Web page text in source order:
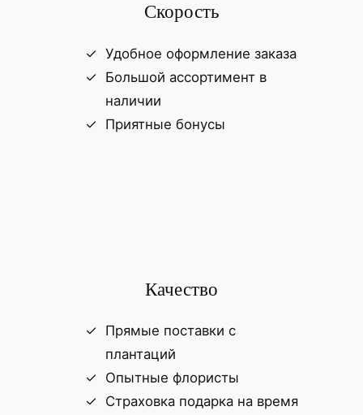
Скорость
Удобное оформление заказа
Большой ассортимент в
наличии
Приятные бонусы
Качество
Прямые поставки с
плантаций
Опытные флористы
Страховка подарка на время